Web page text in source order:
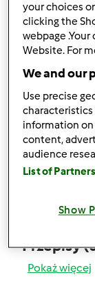
Obserwuj
Korenata
Który
tm6
Przepisy
Pokaż więcej
your choices
clicking the
webpage
Website. For
We and our
Use precise
information on
content,
audience
List of
Show